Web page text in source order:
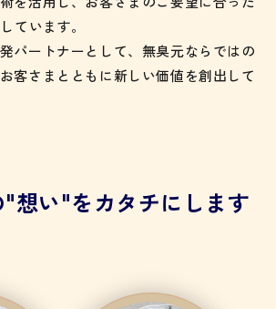
ています。
パートナーとして、無臭元ならではの
客さまとともに新しい価値を創出して
"想い"をカタチにします